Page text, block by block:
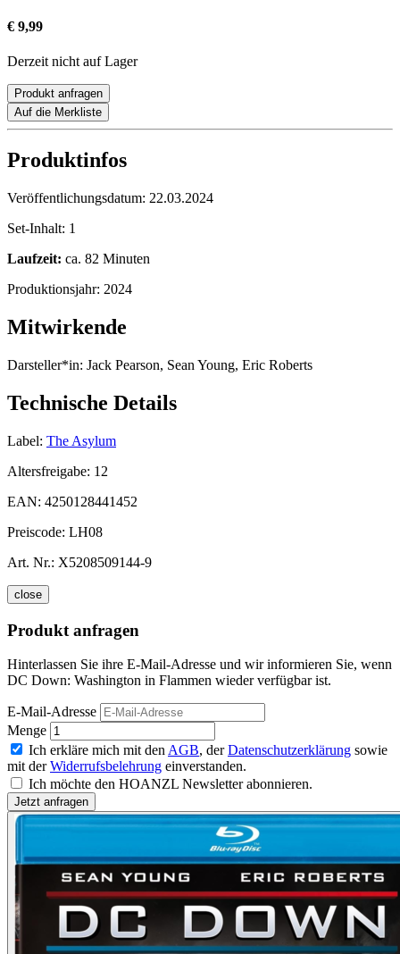
€ 9,99
Derzeit nicht auf Lager
Produkt anfragen
Auf die Merkliste
Produktinfos
Veröffentlichungsdatum: 22.03.2024
Set-Inhalt: 1
Laufzeit: ca. 82 Minuten
Produktionsjahr: 2024
Mitwirkende
Darsteller*in: Jack Pearson, Sean Young, Eric Roberts
Technische Details
Label: The Asylum
Altersfreigabe: 12
EAN: 4250128441452
Preiscode: LH08
Art. Nr.: X5208509144-9
close
Produkt anfragen
Hinterlassen Sie ihre E-Mail-Adresse und wir informieren Sie, wenn
DC Down: Washington in Flammen wieder verfügbar ist.
E-Mail-Adresse
Menge
Ich erkläre mich mit den AGB, derDatenschutzerklärung sowie
mit derWiderrufsbelehrung einverstanden.
Ich möchte den HOANZL Newsletter abonnieren.